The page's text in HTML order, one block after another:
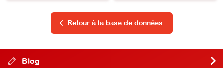
Retour à la base de données
Blog